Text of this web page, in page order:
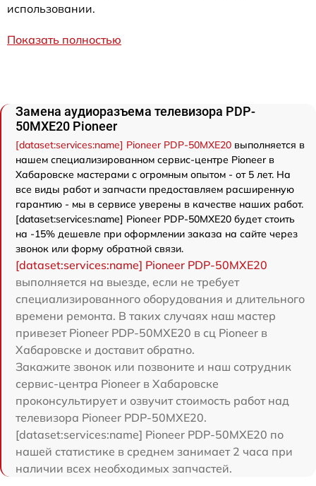
использовании.
Показать полностью
Замена аудиоразъема телевизора PDP-
50MXE20 Pioneer
[dataset:services:name] Pioneer PDP-50MXE20 выполняется в
нашем специализированном сервис-центре Pioneer в
Хабаровске мастерами с огромным опытом - от 5 лет. На
все виды работ и запчасти предоставляем расширенную
гарантию - мы в сервисе уверены в качестве наших работ.
[dataset:services:name] Pioneer PDP-50MXE20 будет стоить
на -15% дешевле при оформлении заказа на сайте через
звонок или форму обратной связи.
[dataset:services:name] Pioneer PDP-50MXE20
выполняется на выезде, если не требует
специализированного оборудования и длительного
времени ремонта. В таких случаях наш мастер
привезет Pioneer PDP-50MXE20 в сц Pioneer в
Хабаровске и доставит обратно.
Закажите звонок или позвоните и наш сотрудник
сервис-центра Pioneer в Хабаровске
проконсультирует и озвучит стоимость работ над
телевизора Pioneer PDP-50MXE20.
[dataset:services:name] Pioneer PDP-50MXE20 по
нашей статистике в среднем занимает 2 часа при
наличии всех необходимых запчастей.